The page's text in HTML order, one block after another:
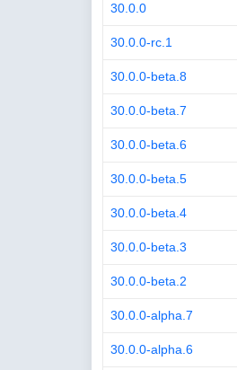
30.0.0
30.0.0-rc.1
30.0.0-beta.8
30.0.0-beta.7
30.0.0-beta.6
30.0.0-beta.5
30.0.0-beta.4
30.0.0-beta.3
30.0.0-beta.2
30.0.0-alpha.7
30.0.0-alpha.6